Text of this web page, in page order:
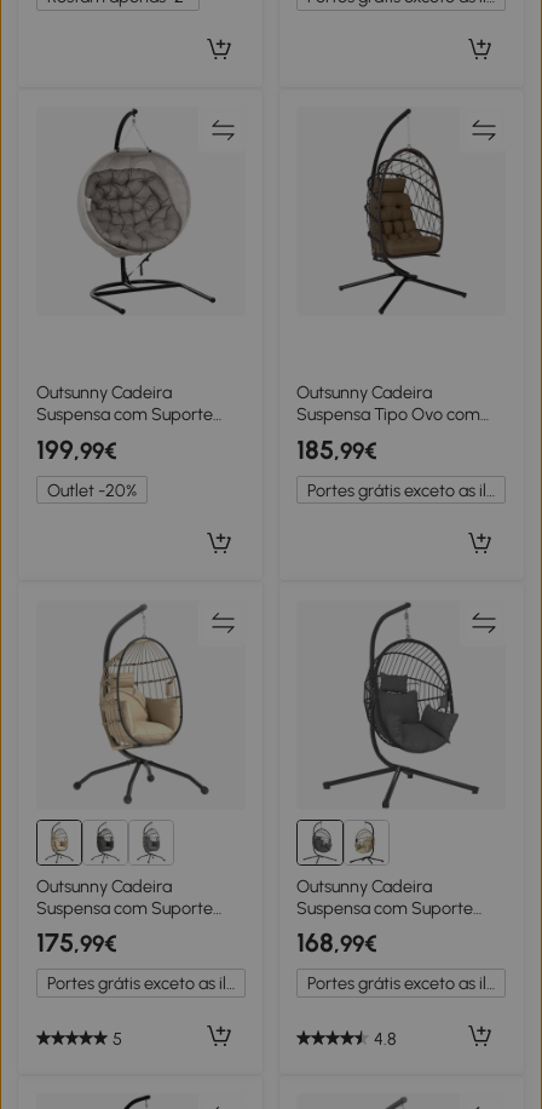
Outdoor
Segurança Altura Ajustável
Outsunny Cadeira
Suspensa com Suporte
Cesto Dobrável de Malha
Dupla com Almofada e
Apoio para Copos
106x114x178 cm Areia e
199,99€
Outlet -20%
Outsunny Cadeira
Suspensa Tipo Ovo com
Suporte, Cesto Dobrável,
Almofada, Apoio de
Cabeça e Corda, Suporta
até 120 kg, Castanha
185,99€
Outsunny Cadeira
Suspensa com Suporte
Cesta Dobrável Almofada
e Encosto para Cabeça
Interior e Exterior 120 kg
Caqui
175,99€
Portes grátis exceto as ilhas
5
Outsunny Cadeira
Suspensa com Suporte
Cadeira Baloiço de Exterior
com Cesta Dobrável
Almofada e Apoio para a
Cabeça 120x106x188 cm
168,99€
Portes grátis exceto as ilhas
4.8